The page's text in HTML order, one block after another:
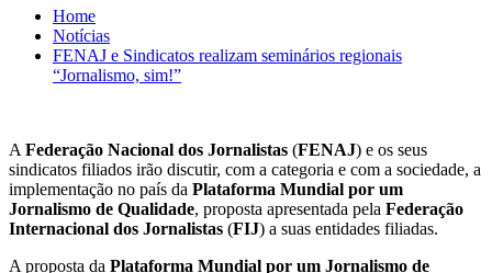
Home
Notícias
FENAJ e Sindicatos realizam seminários regionais
“Jornalismo, sim!”
A Federação Nacional dos Jornalistas (FENAJ) e os seus
sindicatos filiados irão discutir, com a categoria e com a sociedade, a
implementação no país da Plataforma Mundial por um
Jornalismo de Qualidade, proposta apresentada pela Federação
Internacional dos Jornalistas (FIJ) a suas entidades filiadas.
A proposta da Plataforma Mundial por um Jornalismo de